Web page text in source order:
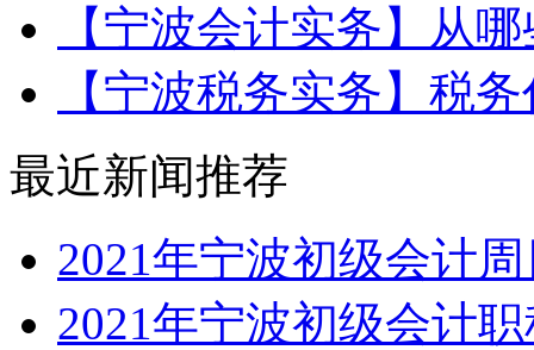
【宁波会计实务】从
【宁波税务实务】税
最近新闻推荐
2021年宁波初级会计
2021年宁波初级会计